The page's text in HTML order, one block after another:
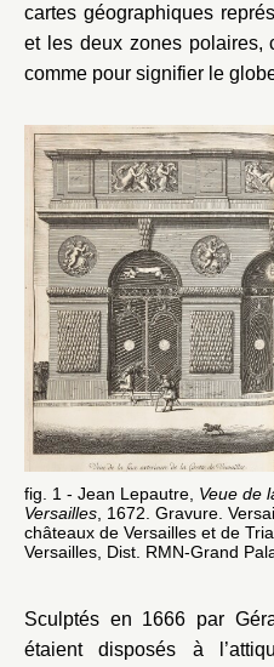
cartes géographiques
et les deux zones polaires,
comme pour signifier le
fig. 1 - Jean Lepautre, Veue de
Versailles , 1672. Gravure.
châteaux de Versailles et de
Versailles, Dist. RMN-Grand
Sculptés en 1666 par
étaient disposés à